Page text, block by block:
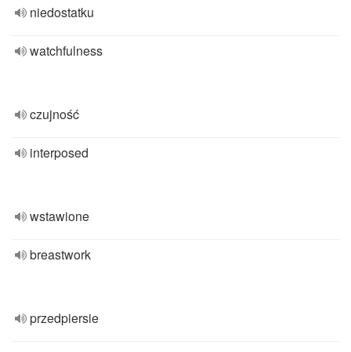
niedostatku
watchfulness
czujność
interposed
wstawione
breastwork
przedpiersie